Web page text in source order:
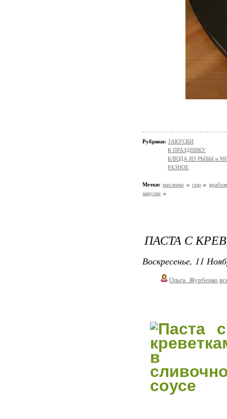
Рубрики: ЗАКУСКИ
К ПРАЗДНИКУ
БЛЮДА ИЗ РЫБЫ и
РАЗНОЕ
Метки: маслины сыр
закуски
ПАСТА С
Воскресенье, 11
Ольга_Журбенко